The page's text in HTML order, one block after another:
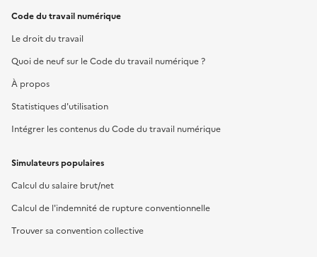
Code du travail numérique
Le droit du travail
Quoi de neuf sur le Code du travail numérique ?
À propos
Statistiques d'utilisation
Intégrer les contenus du Code du travail numérique
Simulateurs populaires
Calcul du salaire brut/net
Calcul de l'indemnité de rupture conventionnelle
Trouver sa convention collective